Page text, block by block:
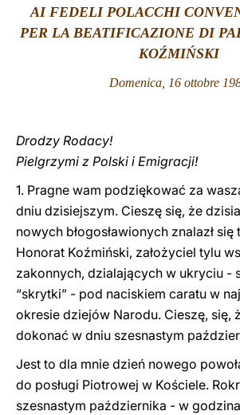
AI FEDELI POLACCHI
PER LA BEATIFICAZIONE DI
KOŹMIŃSKI
Domenica, 16 ottobre
Drodzy Rodacy!
Pielgrzymi z Polski i Emigracji!
1. Pragne wam podziękować za
dniu dzisiejszym. Cieszę się, że
nowych błogosławionych znalazł
Honorat Koźmiński, założyciel tylu
zakonnych, dzialających w ukryciu -
“skrytki” - pod naciskiem caratu w
okresie dziejów Narodu. Cieszę, się,
dokonać w dniu szesnastym
Jest to dla mnie dzień nowego
do posługi Piotrowej w Kościele.
szesnastym października - w